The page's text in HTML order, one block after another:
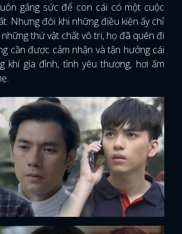
gắng sức để con cái có một cuộc
Nhưng đôi khi những điều kiện ấy chỉ
thứ vật chất vô tri, họ đã quên đi
cần được cảm nhận và tận hưởng cái
khí gia đình, tình yêu thương, hơi ấm